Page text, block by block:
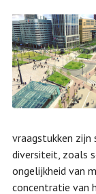
vraagstukken zijn
diversiteit, zoals
ongelijkheid van
concentratie van